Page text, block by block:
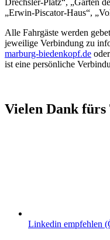
Drechsler-Platz“, „Garten
„Erwin-Piscator-Haus“,
Alle Fahrgäste werden
jeweilige Verbindung zu
marburg-biedenkopf.de
ist eine persönliche
Vielen Dank fürs
Linkedin empfehlen